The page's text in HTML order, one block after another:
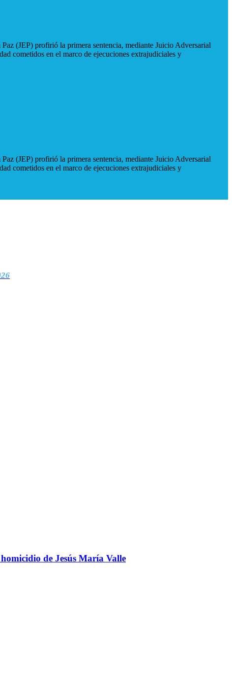
(JEP) profirió la primera sentencia, mediante Juicio Adversarial
cometidos en el marco de ejecuciones extrajudiciales y
(JEP) profirió la primera sentencia, mediante Juicio Adversarial
cometidos en el marco de ejecuciones extrajudiciales y
de Jesús María Valle